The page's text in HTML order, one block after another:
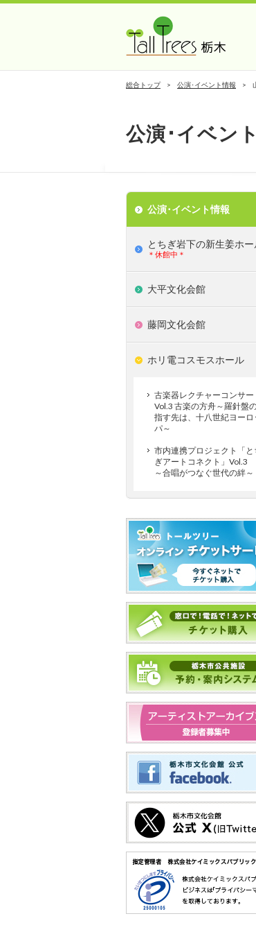
総合トップ 公演･イベント情報
公演･イベン
公演･イベント情報
とちぎ岩下の新⽣姜ホー
＊休館中＊
大平文化会館
藤岡文化会館
ホリ電コスモスホール
古楽器レクチャーコンサー
Vol.3 古楽の方舟～羅針盤
指す先は、十八世紀ヨーロ
パ～
市内連携プロジェクト「と
ぎアートコネクト」Vol.3
～合唱がつなぐ世代の絆～